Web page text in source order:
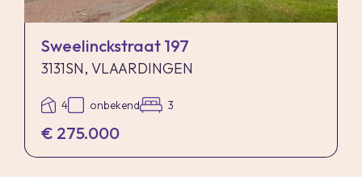
Sweelinckstraat 197
3131SN, VLAARDINGEN
4 onbekend 3
€ 275.000